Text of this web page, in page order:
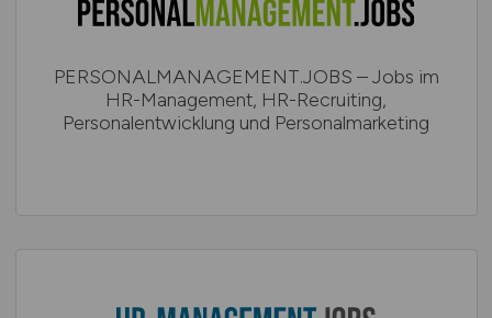
PERSONALMANAGEMENT.JOBS – Jobs im
HR-Management, HR-Recruiting,
Personalentwicklung und Personalmarketing